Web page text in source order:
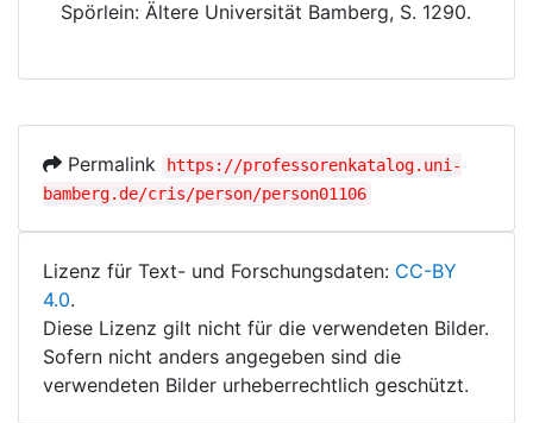
Spörlein: Ältere Universität Bamberg, S. 1290.
Permalink
https://professorenkatalog.uni-
bamberg.de/cris/person/person01106
Lizenz für Text- und Forschungsdaten: CC-BY
4.0.
Diese Lizenz gilt nicht für die verwendeten Bilder.
Sofern nicht anders angegeben sind die
verwendeten Bilder urheberrechtlich geschützt.